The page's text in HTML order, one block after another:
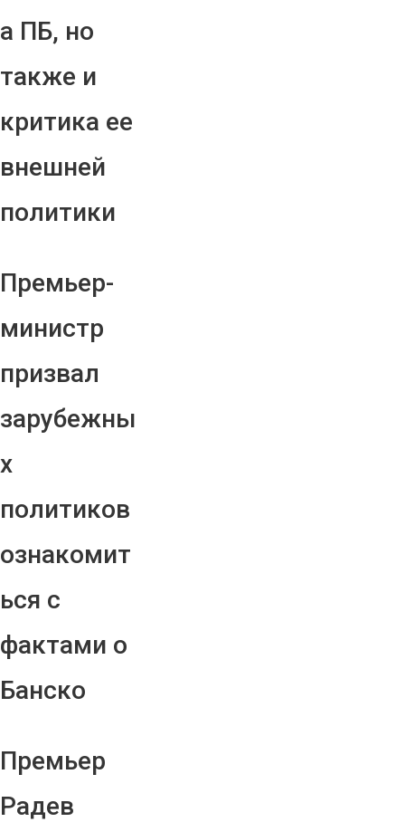
а ПБ, но
также и
критика ее
внешней
политики
Премьер-
министр
призвал
зарубежны
х
политиков
ознакомит
ься с
фактами о
Банско
Премьер
Радев